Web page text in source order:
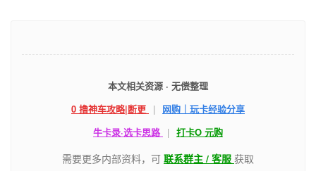
本文相关资源 · 无偿整理
0 撸神车攻略|断更 |
网购｜玩卡经验分享
牛卡录·选卡思路 | 打卡O 元购
需要更多内部资料，可 联系群主 / 客服 获取